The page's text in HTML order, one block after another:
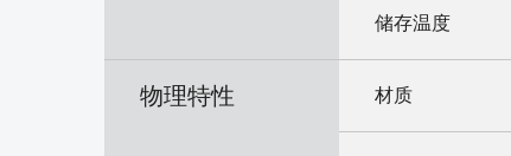
储存温度
物理特性 材质